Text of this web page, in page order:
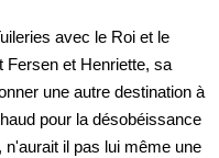
avec le Roi et le
Fersen et Henriette, sa
une autre destination à
pour la désobéissance
il pas lui même une